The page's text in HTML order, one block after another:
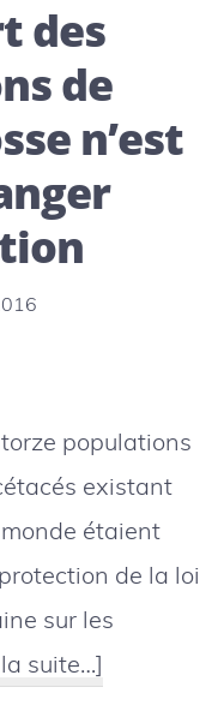
des
de
n’est
populations
existant
étaient
de la loi
sur les
suite…]